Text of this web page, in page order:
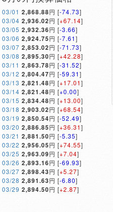
03/01 2,868.88円 [-74.73]
03/04 2,936.02円 [+67.14]
03/05 2,932.36円 [-3.66]
03/06 2,924.75円 [-7.61]
03/07 2,853.02円 [-71.73]
03/08 2,895.30円 [+42.28]
03/11 2,863.78円 [-31.52]
03/12 2,804.47円 [-59.31]
03/13 2,821.48円 [+17.01]
03/14 2,821.48円 [+0.00]
03/15 2,834.48円 [+13.00]
03/18 2,903.02円 [+68.54]
03/19 2,850.54円 [-52.49]
03/20 2,886.85円 [+36.31]
03/21 2,881.50円 [-5.35]
03/22 2,956.05円 [+74.55]
03/25 2,963.09円 [+7.04]
03/26 2,893.16円 [-69.93]
03/27 2,898.43円 [+5.27]
03/28 2,891.63円 [-6.80]
03/29 2,894.50円 [+2.87]